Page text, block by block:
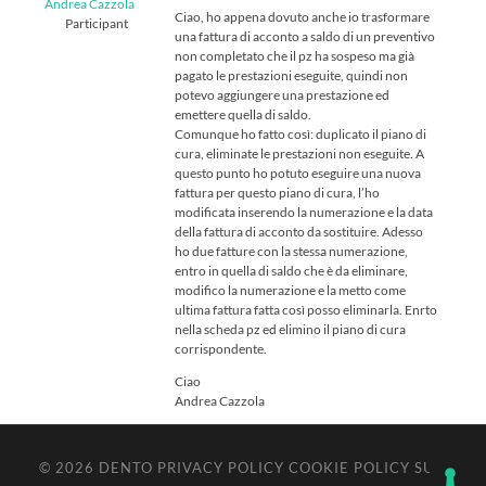
Andrea Cazzola
Participant
Ciao, ho appena dovuto anche io trasformare
una fattura di acconto a saldo di un preventivo
non completato che il pz ha sospeso ma già
pagato le prestazioni eseguite, quindi non
potevo aggiungere una prestazione ed
emettere quella di saldo.
Comunque ho fatto così: duplicato il piano di
cura, eliminate le prestazioni non eseguite. A
questo punto ho potuto eseguire una nuova
fattura per questo piano di cura, l’ho
modificata inserendo la numerazione e la data
della fattura di acconto da sostituire. Adesso
ho due fatture con la stessa numerazione,
entro in quella di saldo che è da eliminare,
modifico la numerazione e la metto come
ultima fattura fatta così posso eliminarla. Enrto
nella scheda pz ed elimino il piano di cura
corrispondente.
Ciao
Andrea Cazzola
© 2026 DENTO PRIVACY POLICY COOKIE POLICY SU ↑